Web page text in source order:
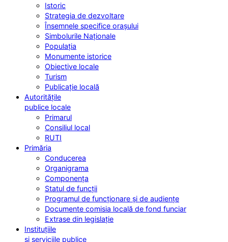
Istoric
Strategia de dezvoltare
Însemnele specifice orașului
Simbolurile Naționale
Populația
Monumente istorice
Obiective locale
Turism
Publicație locală
Autoritățile
publice locale
Primarul
Consiliul local
RUTI
Primăria
Conducerea
Organigrama
Componența
Statul de funcții
Programul de funcționare și de audiențe
Documente comisia locală de fond funciar
Extrase din legislație
Instituțiile
și serviciile publice